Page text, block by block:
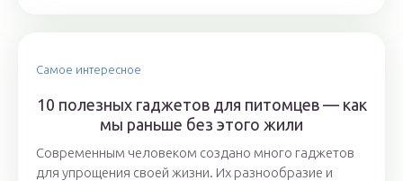
Самое интересное
10 полезных гаджетов для питомцев — как
мы раньше без этого жили
Современным человеком создано много гаджетов
для упрощения своей жизни. Их разнообразие и